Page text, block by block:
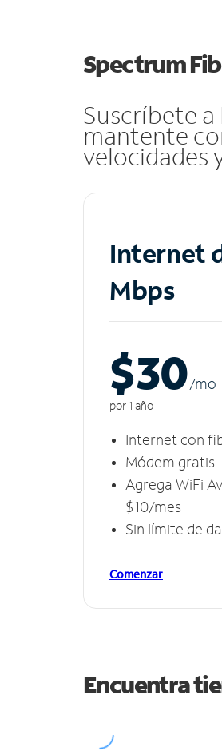
Spectrum
Suscríbete
mantente
velocidades
Internet
Mbps
$30/mo
por 1 año
Internet con
Módem gratis
Agrega WiFi
$10/mes
Sin límite de
Comenzar
Encuentra